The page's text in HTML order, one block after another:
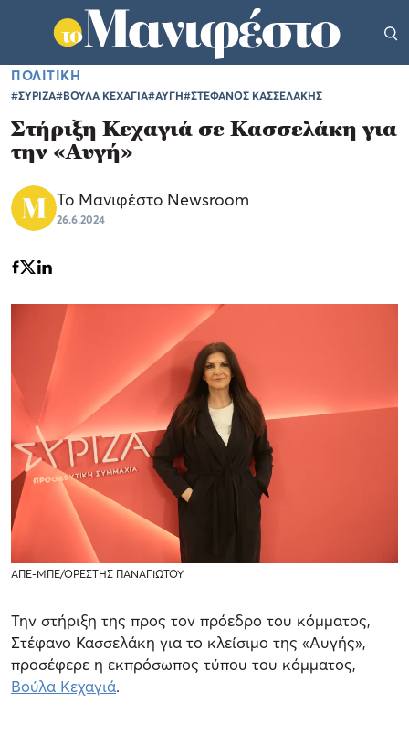
ΠΟΛΙΤΙΚΗ
#ΣΥΡΙΖΑ#ΒΟΥΛΑ ΚΕΧΑΓΙΑ#ΑΥΓΗ#ΣΤΕΦΑΝΟΣ ΚΑΣΣΕΛΑΚΗΣ
Στήριξη Κεχαγιά σε Κασσελάκη για
την «Αυγή»
Το Μανιφέστο Newsroom
26.6.2024
ΑΠΕ-ΜΠΕ/ΟΡΕΣΤΗΣ ΠΑΝΑΓΙΩΤΟΥ
Την στήριξη της προς τον πρόεδρο του κόμματος,
Στέφανο Κασσελάκη για το κλείσιμο της «Αυγής»,
προσέφερε η εκπρόσωπος τύπου του κόμματος,
Βούλα Κεχαγιά.